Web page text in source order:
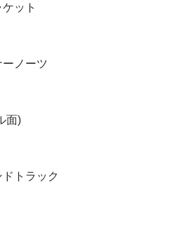
ット
ノーツ
面)
トラック